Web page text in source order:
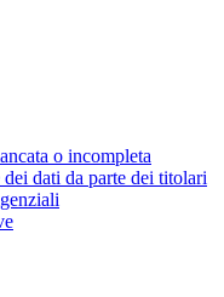
o incompleta
dati da parte dei titolari